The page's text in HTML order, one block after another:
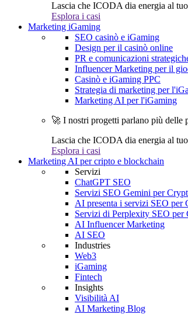
Lascia che ICODA dia energia al
Esplora i casi
Marketing iGaming
SEO casinò e iGaming
Design per il casinò online
PR e comunicazioni
Influencer Marketing per il
Casinò e iGaming PPC
Strategia di marketing per
Marketing AI per l'iGaming
🚀 I nostri progetti parlano più delle
Lascia che ICODA dia energia al
Esplora i casi
Marketing AI per cripto e blockchain
Servizi
ChatGPT SEO
Servizi SEO Gemini per
AI presenta i servizi SEO per
Servizi di Perplexity SEO
AI Influencer Marketing
AI SEO
Industries
Web3
iGaming
Fintech
Insights
Visibilità AI
AI Marketing Blog